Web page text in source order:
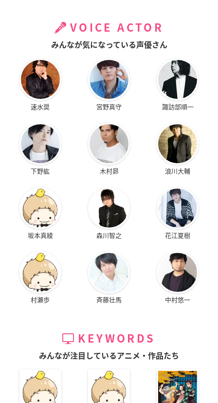
VOICE ACTOR
みんなが気になっている声優さん
速水奨 宮野真守 諏訪部順一
下野紘 木村昴 浪川大輔
坂本真綾 森川智之 花江夏樹
村瀬歩 斉藤壮馬 中村悠一
KEYWORDS
みんなが注目しているアニメ・作品たち